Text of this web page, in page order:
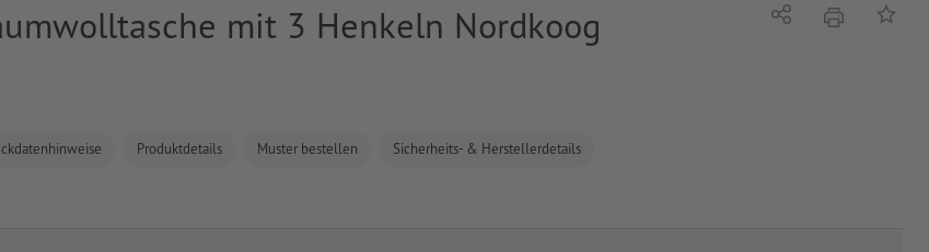
mit 3 Henkeln Nordkoog
Produktdetails Muster bestellen Sicherheits- & Herstellerdetails
Teilen DruckenAuf